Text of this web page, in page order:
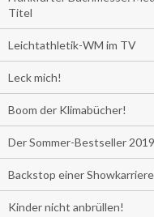
Titel
Leichtathletik-WM im TV
Leck mich!
Boom der Klimabücher!
Der Sommer-Bestseller 2019
Backstop einer
Kinder nicht anbrüllen!